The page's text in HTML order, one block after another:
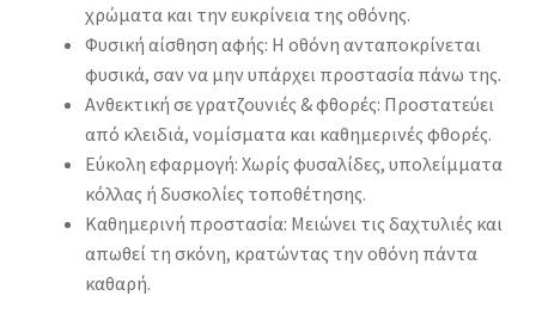
χρώματα και την ευκρίνεια της οθόνης.
Φυσική αίσθηση αφής: Η οθόνη ανταποκρίνεται
φυσικά, σαν να μην υπάρχει προστασία πάνω της.
Ανθεκτική σε γρατζουνιές & φθορές: Προστατεύει
από κλειδιά, νομίσματα και καθημερινές φθορές.
Εύκολη εφαρμογή: Χωρίς φυσαλίδες, υπολείμματα
κόλλας ή δυσκολίες τοποθέτησης.
Καθημερινή προστασία: Μειώνει τις δαχτυλιές και
απωθεί τη σκόνη, κρατώντας την οθόνη πάντα
καθαρή.